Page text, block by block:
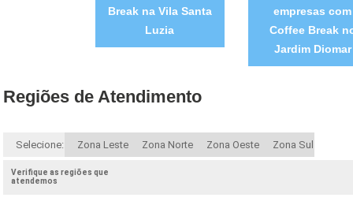
Break na Vila Santa
Luzia
empresas com
Coffee Break
Jardim Diomar
Regiões de Atendimento
Selecione: Zona Leste Zona Norte Zona Oeste Zona Sul
Verifique as regiões que
atendemos